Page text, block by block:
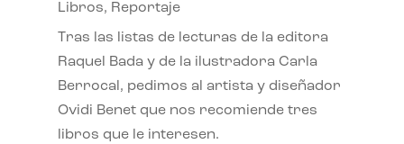
Libros, Reportaje
Tras las listas de lecturas de la editora
Raquel Bada y de la ilustradora Carla
Berrocal, pedimos al artista y diseñador
Ovidi Benet que nos recomiende tres
libros que le interesen.